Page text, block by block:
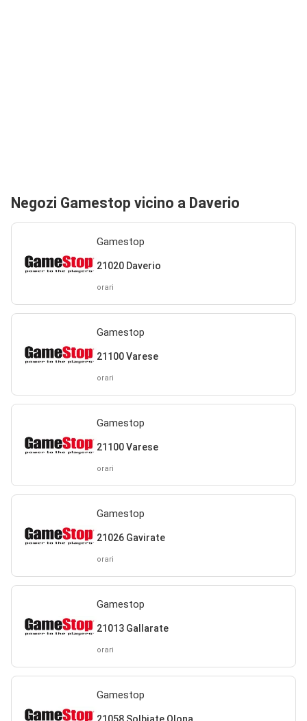
Negozi Gamestop vicino a Daverio
Gamestop
21020 Daverio
orari
Gamestop
21100 Varese
orari
Gamestop
21100 Varese
orari
Gamestop
21026 Gavirate
orari
Gamestop
21013 Gallarate
orari
Gamestop
21058 Solbiate Olona